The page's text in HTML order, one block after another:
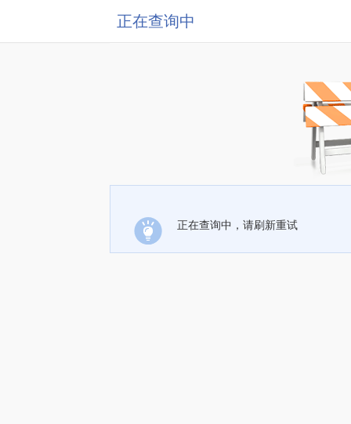
正在查询中
正在查询中，请刷新重试